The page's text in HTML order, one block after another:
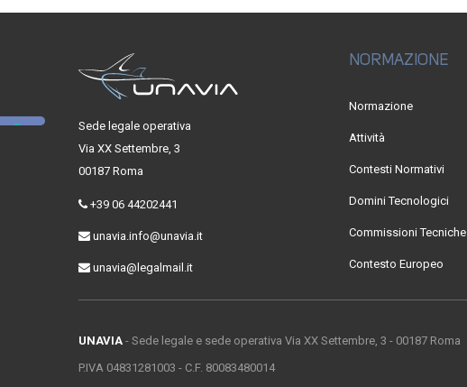
Sede legale operativa
Via XX Settembre, 3
00187 Roma
+39 06 44202441
unavia.info@unavia.it
unavia@legalmail.it
NORMAZIONE
Normazione
Attività
Contesti Normativi
Domini Tecnologici
Commissioni Tecniche
Contesto Europeo
UNAVIA - Sede legale e sede operativa Via XX Settembre, 3 - 00187 Roma
P.IVA 04831281003 - C.F. 80083480014